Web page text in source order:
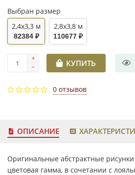
Выбран размер
2,4x3,3 м
82384 ₽
2,8x3,8 м
110677 ₽
КУПИТЬ
0 отзывов
ОПИСАНИЕ
Оригинальные абстрактные
цветовая гамма, в сочетании с